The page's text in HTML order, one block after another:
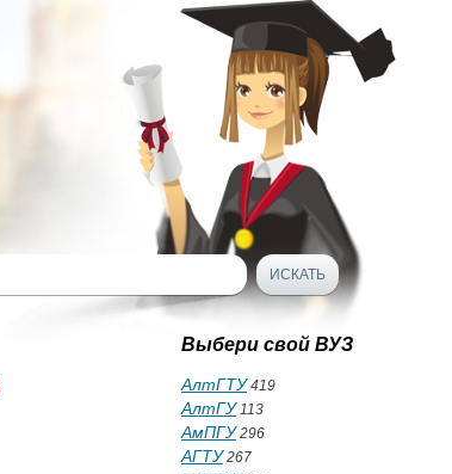
Выбери свой ВУЗ
АлтГТУ419
АлтГУ113
АмПГУ296
АГТУ267